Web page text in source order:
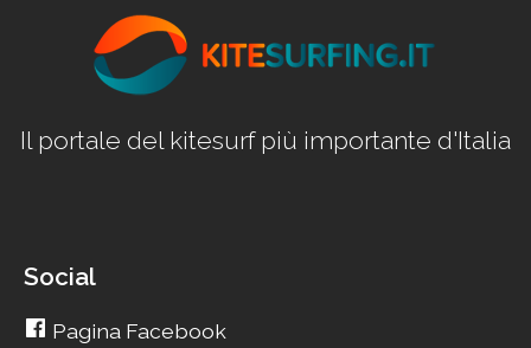
Il portale del kitesurf più importante d'Italia
Social
Pagina Facebook